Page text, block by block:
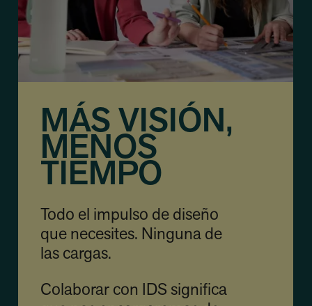
MÁS VISIÓN,
MENOS
TIEMPO
Todo el impulso de diseño
que necesites. Ninguna de
las cargas.
Colaborar con IDS significa